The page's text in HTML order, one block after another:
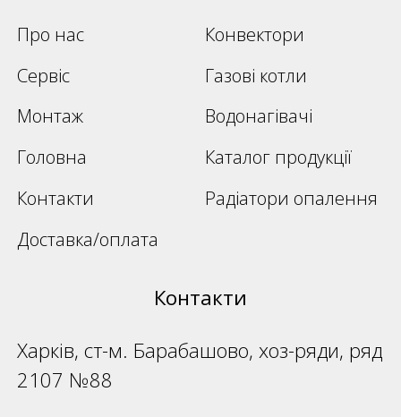
Про нас
Конвектори
Сервіс
Газові котли
Монтаж
Водонагівачі
Головна
Каталог продукції
Контакти
Радіатори опалення
Доставка/оплата
Контакти
Харків, ст-м. Барабашово, хоз-ряди, ряд
2107 №88